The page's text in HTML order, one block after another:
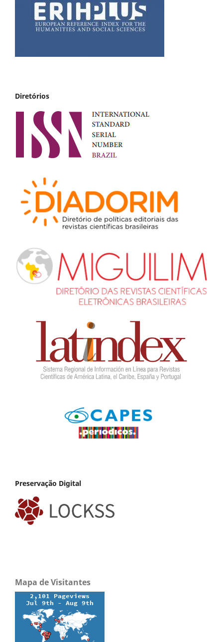
Diretórios
Preservação Digital
Mapa de Visitantes